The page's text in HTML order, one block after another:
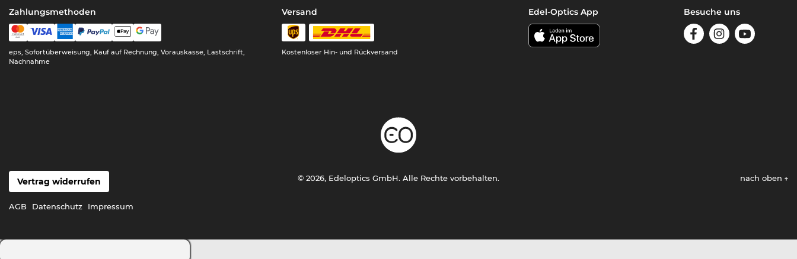
Zahlungsmethoden
eps, Sofortüberweisung, Kauf auf Rechnung, Vorauskasse, Lastschrift,
Nachnahme
Versand
Kostenloser Hin- und Rückversand
Edel-Optics App Besuche uns
Vertrag widerrufen
AGB Datenschutz Impressum
© 2026, Edeloptics GmbH. Alle Rechte vorbehalten. nach oben